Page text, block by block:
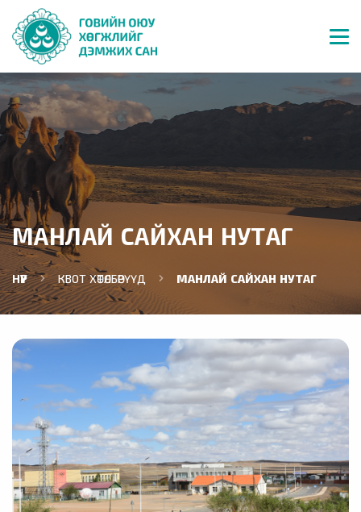
МАНЛАЙ САЙХАН НУТАГ
НҮҮР КВОТ ХӨТӨЛБӨРҮҮД МАНЛАЙ САЙХАН НУТАГ